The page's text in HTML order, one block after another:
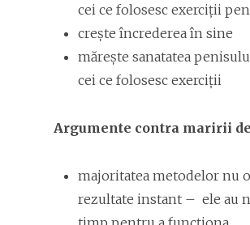
cei ce folosesc exerciții
crește încrederea în sine
mărește sanatatea
cei ce folosesc exerciții
Argumente contra maririi
majoritatea metodelor nu
rezultate instant – ele au